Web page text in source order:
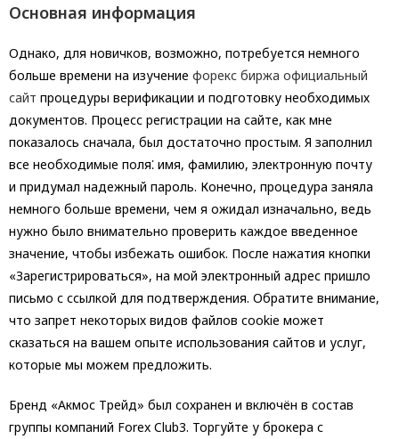
Основная информация
Однако, для новичков, возможно, потребуется немного
больше времени на изучение форекс биржа официальный
сайт процедуры верификации и подготовку необходимых
документов. Процесс регистрации на сайте, как мне
показалось сначала, был достаточно простым. Я заполнил
все необходимые поля⁚ имя, фамилию, электронную почту
и придумал надежный пароль. Конечно, процедура заняла
немного больше времени, чем я ожидал изначально, ведь
нужно было внимательно проверить каждое введенное
значение, чтобы избежать ошибок. После нажатия кнопки
«Зарегистрироваться», на мой электронный адрес пришло
письмо с ссылкой для подтверждения. Обратите внимание,
что запрет некоторых видов файлов cookie может
сказаться на вашем опыте использования сайтов и услуг,
которые мы можем предложить.
Бренд «Акмос Трейд» был сохранен и включён в состав
группы компаний Forex Club3. Торгуйте у брокера с